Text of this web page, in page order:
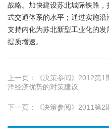
战略。加快建设苏北城际铁路
式交通体系的水平；通过实施
支持内化为苏北新型工业化的
提质增速。
上一页：
《决策参阅》2012第
洋经济优势的对策建议
下一页： 《决策参阅》2011第2